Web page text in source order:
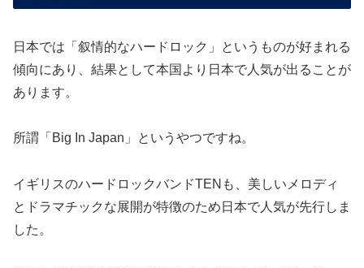
日本では「叙情的なハードロック」というものが好まれる
傾向にあり、結果として本国より日本で人気が出ることが
あります。
所謂「Big In Japan」というやつですね。
イギリスのハードロックバンドTENも、美しいメロディ
とドラマチックな展開が特徴のため日本で人気が先行しま
した。